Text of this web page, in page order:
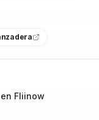
Fliinow